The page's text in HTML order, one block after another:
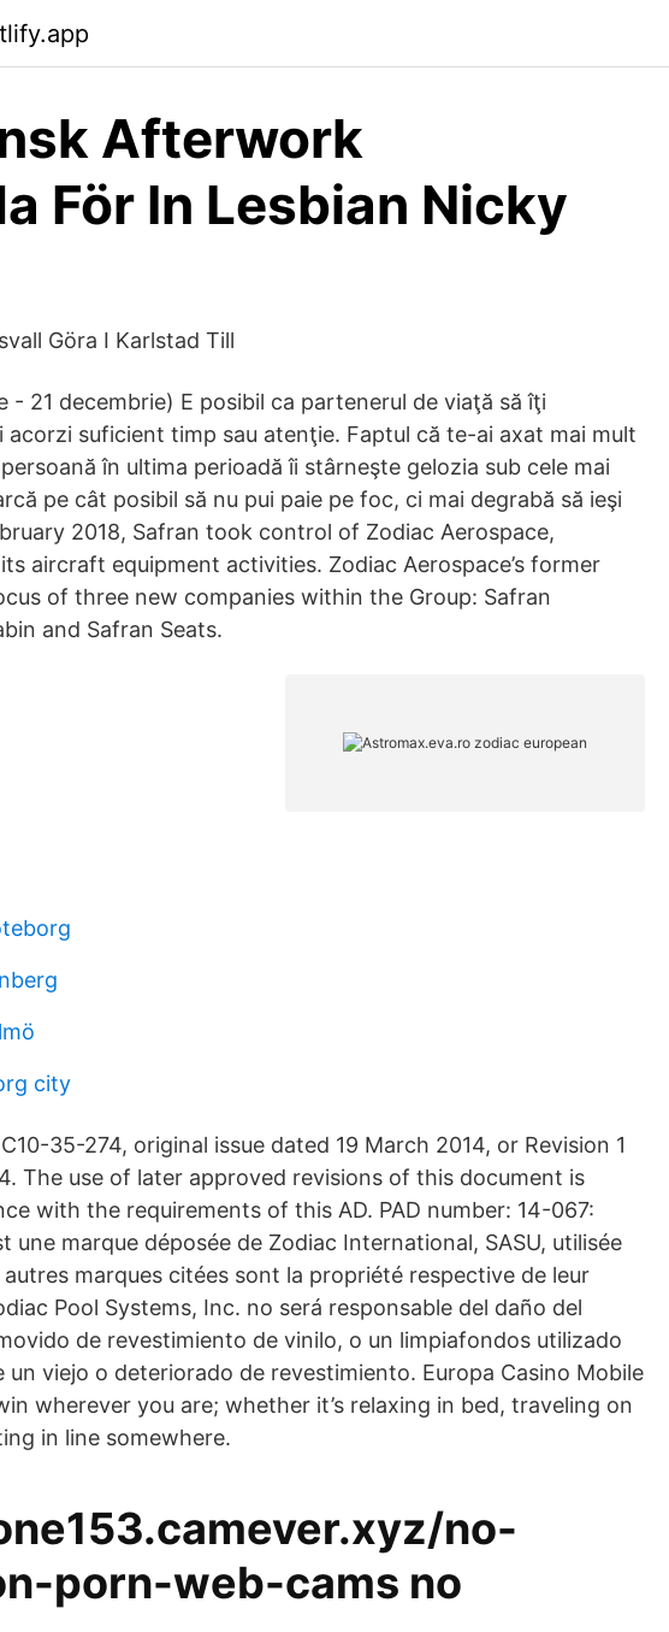
Afterwork
För In Lesbian Nicky
Göra I Karlstad Till
- 21 decembrie) E posibil ca partenerul de viaţă să îţi
acorzi suficient timp sau atenţie. Faptul că te-ai axat mai mult
în ultima perioadă îi stârneşte gelozia sub cele mai
pe cât posibil să nu pui paie pe foc, ci mai degrabă să ieşi
2018, Safran took control of Zodiac Aerospace,
aircraft equipment activities. Zodiac Aerospace’s former
of three new companies within the Group: Safran
and Safran Seats.
city
35-274, original issue dated 19 March 2014, or Revision 1
The use of later approved revisions of this document is
with the requirements of this AD. PAD number: 14-067:
une marque déposée de Zodiac International, SASU, utilisée
marques citées sont la propriété respective de leur
Pool Systems, Inc. no será responsable del daño del
de revestimiento de vinilo, o un limpiafondos utilizado
un viejo o deteriorado de revestimiento. Europa Casino Mobile
wherever you are; whether it’s relaxing in bed, traveling on
in line somewhere.
no-
porn-web-cams no